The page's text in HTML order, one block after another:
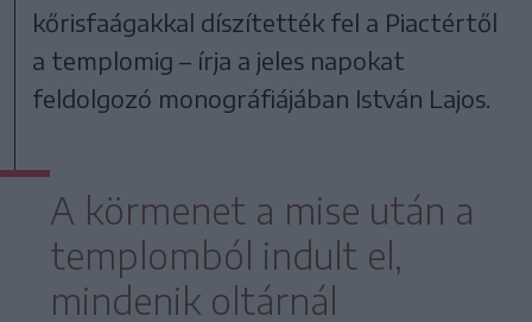
kőrisfaágakkal díszítették fel a Piactértől
a templomig – írja a jeles napokat
feldolgozó monográfiájában István Lajos.
A körmenet a mise után a
templomból indult el,
mindenik oltárnál